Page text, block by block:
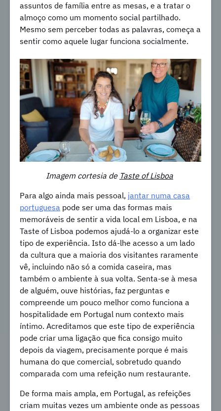
assuntos de família entre as mesas, e a tratar o
almoço como um momento social partilhado.
Mesmo sem perceber todas as palavras, começa a
sentir como aquele lugar funciona socialmente.
Imagem cortesia de Taste of Lisboa
Para algo ainda mais pessoal, jantar numa casa
portuguesa pode ser uma das formas mais
memoráveis de sentir a vida local em Lisboa, e na
Taste of Lisboa podemos ajudá-lo a organizar este
tipo de experiência. Isto dá-lhe acesso a um lado
da cultura que a maioria dos visitantes raramente
vê, incluindo não só a comida caseira, mas
também o ambiente à sua volta. Senta-se à mesa
de alguém, ouve histórias, faz perguntas e
compreende um pouco melhor como funciona a
hospitalidade em Portugal num contexto mais
íntimo. Acreditamos que este tipo de experiência
pode criar uma ligação que fica consigo muito
depois da viagem, precisamente porque é mais
humana do que comercial, sobretudo quando
comparada com uma refeição num restaurante.
De forma mais ampla, em Portugal, as refeições
criam muitas vezes um ambiente onde as pessoas